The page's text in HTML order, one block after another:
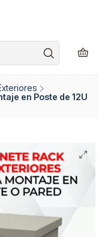
en Poste de 12U